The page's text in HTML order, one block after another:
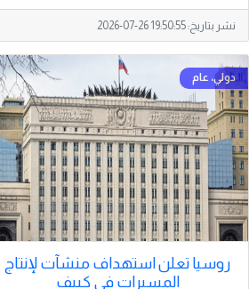
نشر بتاريخ:2026-07-26 19:50:55
روسيا تعلن استهداف منشآت لإنتاج
المسيرات في كييف